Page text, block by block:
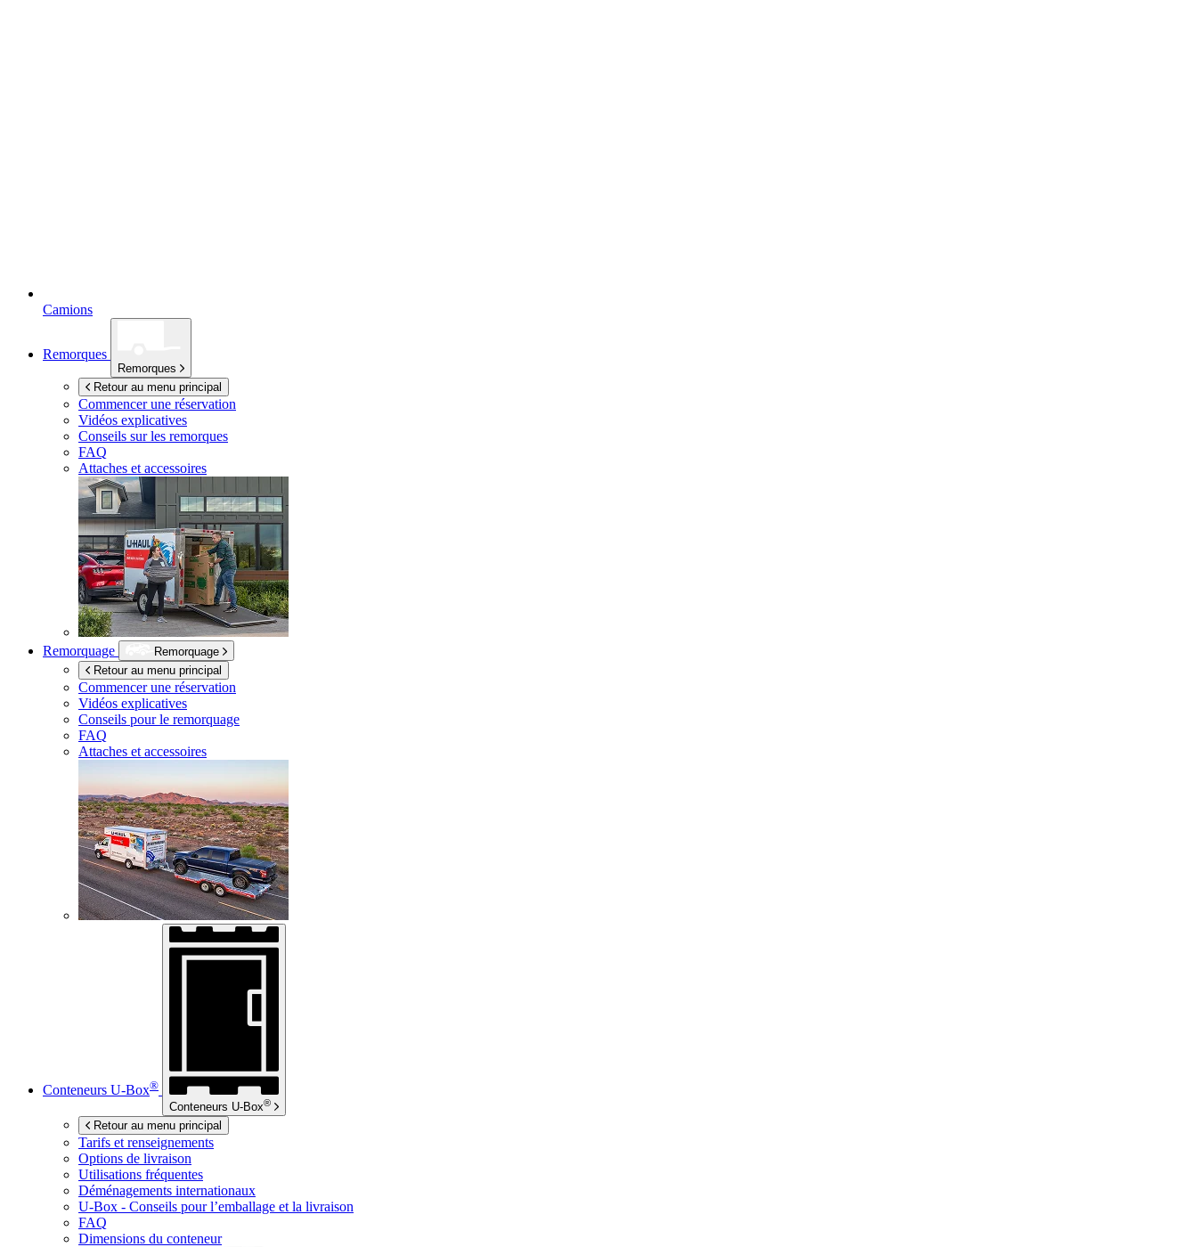
Camions
Remorques
Remorques
Retour au menu principal
Commencer une réservation
Vidéos explicatives
Conseils sur les remorques
FAQ
Attaches et accessoires
Remorquage
Remorquage
Retour au menu principal
Commencer une réservation
Vidéos explicatives
Conseils pour le remorquage
FAQ
Attaches et accessoires
Conteneurs U-Box®
Conteneurs U-Box®
Retour au menu principal
Tarifs et renseignements
Options de livraison
Utilisations fréquentes
Déménagements internationaux
U-Box - Conseils pour l’emballage et la livraison
FAQ
Dimensions du conteneur